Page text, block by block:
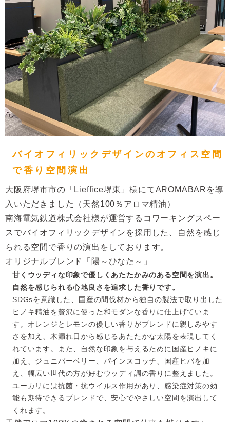
バイオフィリックデザインのオフィス空間
で香り空間演出
大阪府堺市市の「Lieffice堺東」様にてAROMABARを導
入いただきました（天然100％アロマ精油）
南海電気鉄道株式会社様が運営するコワーキングスペー
スでバイオフィリックデザインを採用した、自然を感じ
られる空間で香りの演出をしております。
オリジナルブレンド「陽～ひなた～」
甘くウッディな印象で優しくあたたかみのある空間を演出。
自然を感じられる心地良さを追求した香りです。
SDGsを意識した、国産の間伐材から独自の製法で取り出した
ヒノキ精油を贅沢に使った和モダンな香りに仕上げていま
す。オレンジとレモンの優しい香りがブレンドに親しみやす
さを加え、木漏れ日から感じるあたたかな太陽を表現してく
れています。また、自然な印象を与えるために国産ヒノキに
加え、ジュニパーベリー、パインスコッチ、国産ヒバを加
え、幅広い世代の方が好むウッディ調の香りに整えました。
ユーカリには抗菌・抗ウイルス作用があり、感染症対策の効
能も期待できるブレンドで、安心でやさしい空間を演出して
くれます。